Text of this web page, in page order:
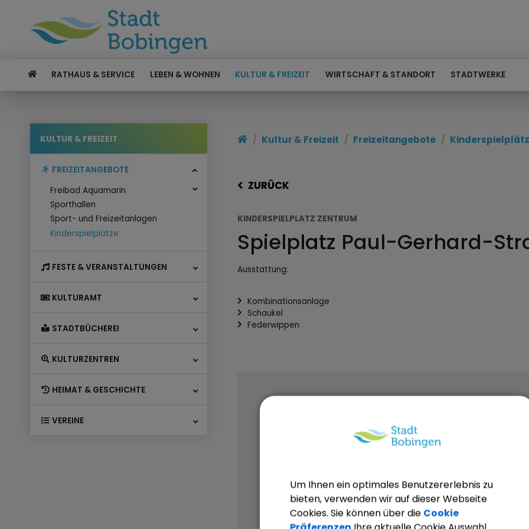
RATHAUS & SERVICE LEBEN & WOHNEN KULTUR & FREIZEIT WIRTSCHAFT & STANDORT STADTWERKE
KULTUR & FREIZEIT
FREIZEITANGEBOTE
Freibad Aquamarin
Sporthallen
Sport- und Freizeitanlagen
Kinderspielplätze
FESTE & VERANSTALTUNGEN
KULTURAMT
STADTBÜCHEREI
KULTURZENTREN
HEIMAT & GESCHICHTE
VEREINE
Kultur & Freizeit Freizeitangebote
ZURÜCK
KINDERSPIELPLATZ ZENTRUM
Spielplatz Paul-Gerhard-
Ausstattung:
Kombinationsanlage
Schaukel
Federwippen
OpenStreetMap wird
Bitte aktivieren Sie "OpenStreetMap" in
Um Ihnen ein optimales Benutzererlebnis zu
bieten, verwenden wir auf dieser Webseite
Cookies. Sie können über die Cookie